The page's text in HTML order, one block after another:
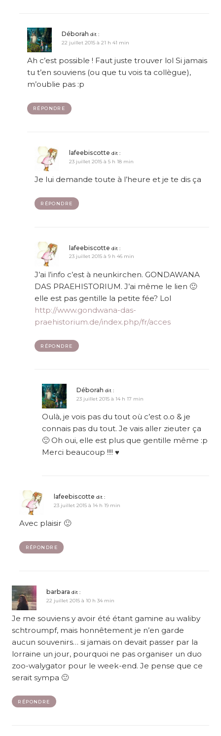
Déborah dit :
22 juillet 2015 à 21 h 41 min
Ah c’est possible ! Faut juste trouver lol Si jamais
tu t’en souviens (ou que tu vois ta collègue),
m’oublie pas :p
RÉPONDRE
lafeebiscotte dit :
23 juillet 2015 à 5 h 18 min
Je lui demande toute à l’heure et je te dis ça
RÉPONDRE
lafeebiscotte dit :
23 juillet 2015 à 9 h 46 min
J’ai l’info c’est à neunkirchen. GONDAWANA
DAS PRAEHISTORIUM. J’ai même le lien 🙂
elle est pas gentille la petite fée? Lol
http://www.gondwana-das-
praehistorium.de/index.php/fr/acces
RÉPONDRE
Déborah dit :
23 juillet 2015 à 14 h 17 min
Oulà, je vois pas du tout où c’est o.o & je
connais pas du tout. Je vais aller zieuter ça
🙂 Oh oui, elle est plus que gentille même :p
Merci beaucoup !!!! ♥
lafeebiscotte dit :
23 juillet 2015 à 14 h 19 min
Avec plaisir 🙂
RÉPONDRE
barbara dit :
22 juillet 2015 à 10 h 34 min
Je me souviens y avoir été étant gamine au waliby
schtroumpf, mais honnêtement je n’en garde
aucun souvenirs… si jamais on devait passer par la
lorraine un jour, pourquoi ne pas organiser un duo
zoo-walygator pour le week-end. Je pense que ce
serait sympa 🙂
RÉPONDRE